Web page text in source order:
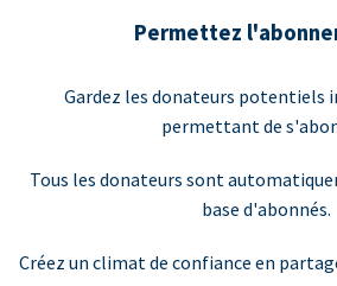
Permettez
Gardez les donateurs potentiels
permettant de
Tous les donateurs sont
base d'abonnés.
Créez un climat de confiance en